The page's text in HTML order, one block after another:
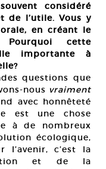
considéré
de l’utile. Vous y
en créant le
Pourquoi cette
importante à
questions que
nous vraiment
avec honnêteté
est une chose
à de nombreux
écologique,
l’avenir, c’est la
et de la